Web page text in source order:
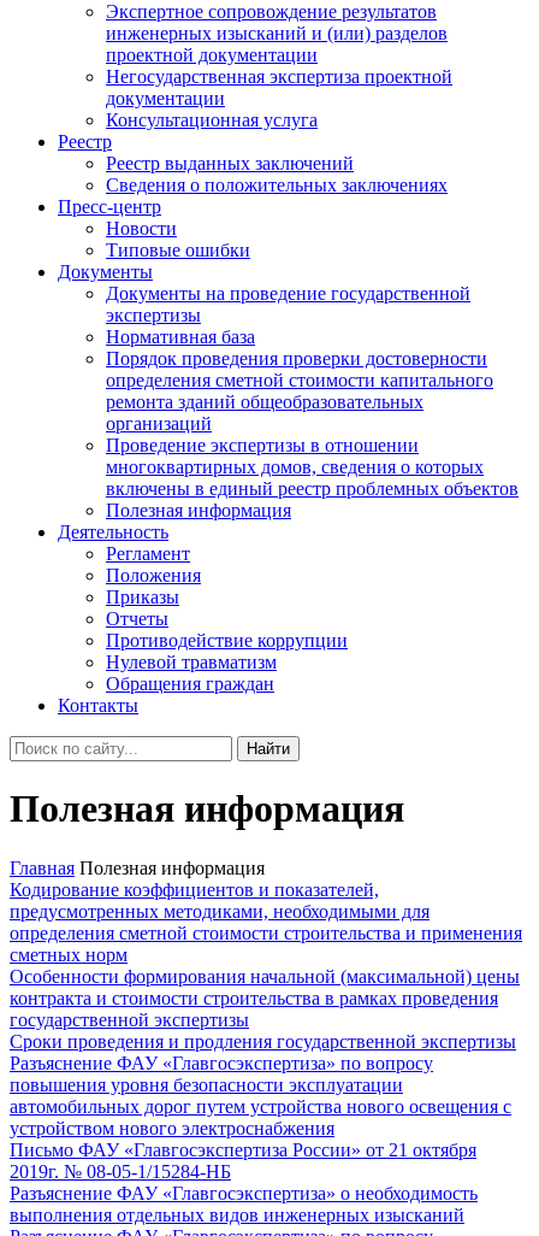
Экспертное сопровождение результатов
инженерных изысканий и (или) разделов
проектной документации
Негосударственная экспертиза проектной
документации
Консультационная услуга
Реестр
Реестр выданных заключений
Сведения о положительных заключениях
Пресс-центр
Новости
Типовые ошибки
Документы
Документы на проведение государственной
экспертизы
Нормативная база
Порядок проведения проверки достоверности
определения сметной стоимости капитального
ремонта зданий общеобразовательных
организаций
Проведение экспертизы в отношении
многоквартирных домов, сведения о которых
включены в единый реестр проблемных объектов
Полезная информация
Деятельность
Регламент
Положения
Приказы
Отчеты
Противодействие коррупции
Нулевой травматизм
Обращения граждан
Контакты
Найти
Полезная информация
Главная Полезная информация
Кодирование коэффициентов и показателей,
предусмотренных методиками, необходимыми для
определения сметной стоимости строительства и применения
сметных норм
Особенности формирования начальной (максимальной) цены
контракта и стоимости строительства в рамках проведения
государственной экспертизы
Сроки проведения и продления государственной экспертизы
Разъяснение ФАУ «Главгосэкспертиза» по вопросу
повышения уровня безопасности эксплуатации
автомобильных дорог путем устройства нового освещения с
устройством нового электроснабжения
Письмо ФАУ «Главгосэкспертиза России» от 21 октября
2019г. № 08-05-1/15284-НБ
Разъяснение ФАУ «Главгосэкспертиза» о необходимость
выполнения отдельных видов инженерных изысканий